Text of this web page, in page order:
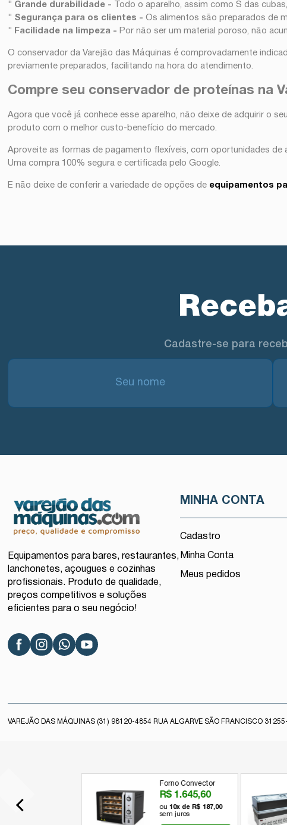
" Grande durabilidade -
Todo o aparelho, assim como S das
" Segurança para os clientes - Os alimentos são preparados de
" Facilidade na limpeza - Por não ser um material poroso, não
O conservador da Varejão das Máquinas é comprovadamente
previamente preparados, facilitando na hora do atendimento.
Compre seu conservador de proteínas na
Agora que você já conhece esse aparelho, não deixe de adquirir o seu
produto com o melhor custo-benefício do mercado.
Aproveite as formas de pagamento flexíveis, com oportunidades
Uma compra 100% segura e certificada pelo Google.
E não deixe de conferir a variedade de opções de equipamentos
Cadastre-se para
Equipamentos para bares, restaurantes,
lanchonetes, açougues e cozinhas
profissionais. Produto de qualidade,
preços competitivos e soluções
eficientes para o seu negócio!
MINHA CONTA
Cadastro
Minha Conta
Meus pedidos
VAREJÃO DAS MÁQUINAS (31) 98120-4854 RUA ALGARVE SÃO FRANCISCO